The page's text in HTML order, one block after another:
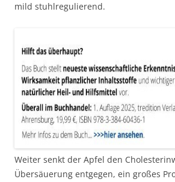
mild stuhlregulierend.
Weiter senkt der Apfel den
Übersäuerung entgegen, ein großes